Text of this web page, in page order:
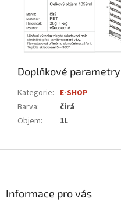
Doplňkové parametry
Kategorie: E-SHOP
Barva:
čirá
Objem: 1L
Informace pro vás